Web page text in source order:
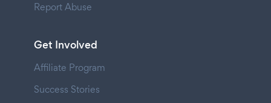
Report Abuse
Get Involved
Affiliate Program
Success Stories